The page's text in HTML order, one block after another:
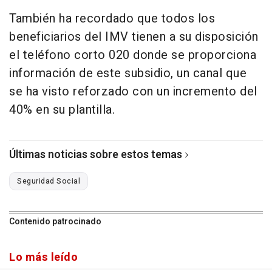
También ha recordado que todos los
beneficiarios del IMV tienen a su disposición
el teléfono corto 020 donde se proporciona
información de este subsidio, un canal que
se ha visto reforzado con un incremento del
40% en su plantilla.
Últimas noticias sobre estos temas
Seguridad Social
Contenido patrocinado
Lo más leído